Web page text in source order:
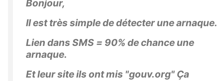
Bonjour,
Il est très simple de détecter une arnaque.
Lien dans SMS = 90% de chance une
arnaque.
Et leur site ils ont mis "gouv.org" Ça